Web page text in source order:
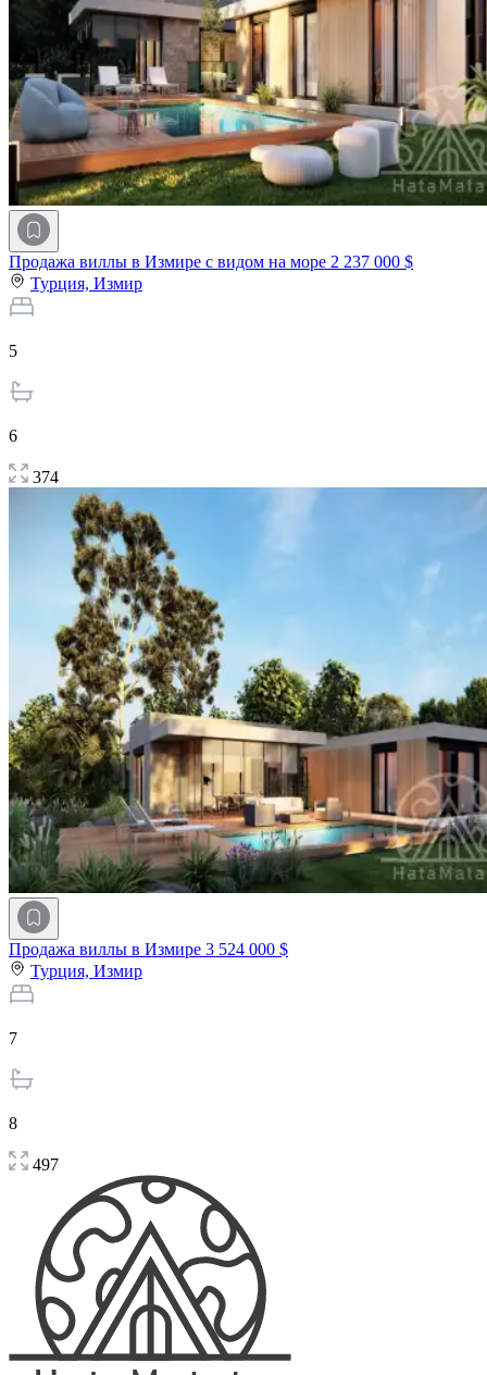
Продажа виллы в Измире с видом на море 2 237 000 $
Турция, Измир
5
6
374
Продажа виллы в Измире 3 524 000 $
Турция, Измир
7
8
497